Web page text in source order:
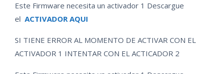
Este Firmware necesita un activador 1 Descargue
el ACTIVADOR AQUI
SI TIENE ERROR AL MOMENTO DE ACTIVAR CON EL
ACTIVADOR 1 INTENTAR CON EL ACTICADOR 2